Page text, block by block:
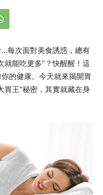
每次面對美食誘惑，總有
就能吃更多”？快醒醒！這
的健康。今天就來揭開胃
胃王”秘密，其實就藏在身